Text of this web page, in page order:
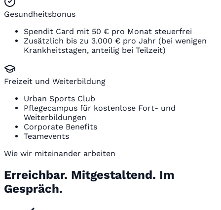
Gesundheitsbonus
Spendit Card mit 50 € pro Monat steuerfrei
Zusätzlich bis zu 3.000 € pro Jahr (bei wenigen
Krankheitstagen, anteilig bei Teilzeit)
Freizeit und Weiterbildung
Urban Sports Club
Pflegecampus für kostenlose Fort- und
Weiterbildungen
Corporate Benefits
Teamevents
Wie wir miteinander arbeiten
Erreichbar. Mitgestaltend. Im
Gespräch.